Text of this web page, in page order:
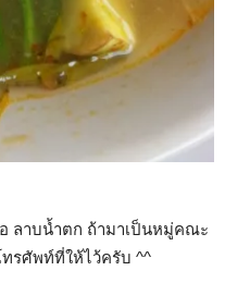
ลาบน้ำตก ถ้ามาเป็นหมู่คณะ
ทรศัพท์ที่ให้ไว้ครับ ^^